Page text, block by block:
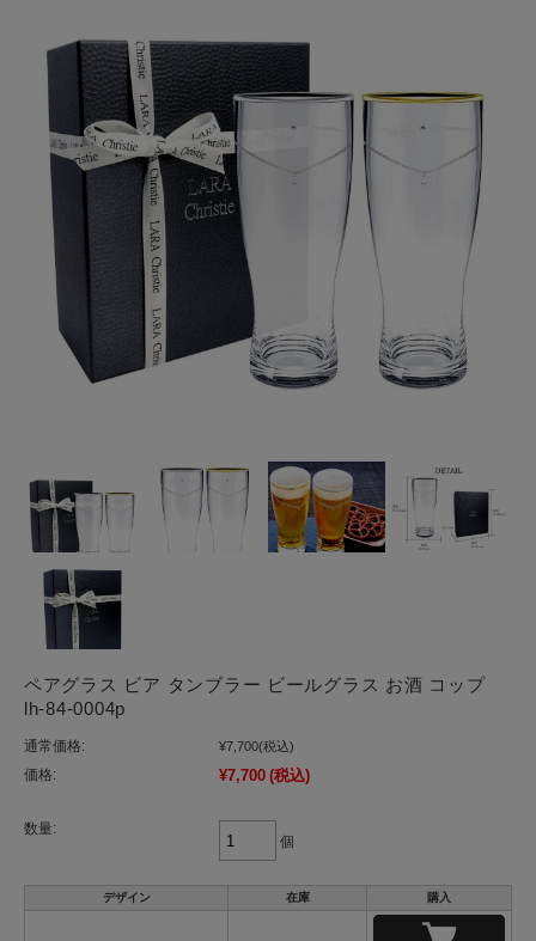
ペアグラス ビア タンブラー ビールグラス お酒 コップ
lh-84-0004p
通常価格: ¥7,700(税込)
価格: ¥7,700 (税込)
数量:
個
デザイン 在庫 購入